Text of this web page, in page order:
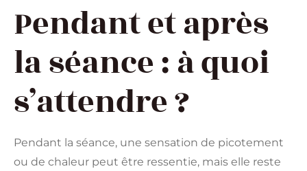
Pendant et après
la séance : à quoi
s’attendre ?
Pendant la séance, une sensation de picotement
ou de chaleur peut être ressentie, mais elle reste